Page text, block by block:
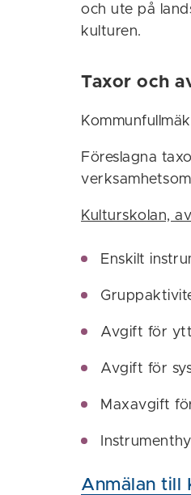
och ute på
kulturen.
Taxor och
Föreslagna
Kulturskolan,
Enskilt
Avgift för
Avgift för
Maxavgift
Anmälan till